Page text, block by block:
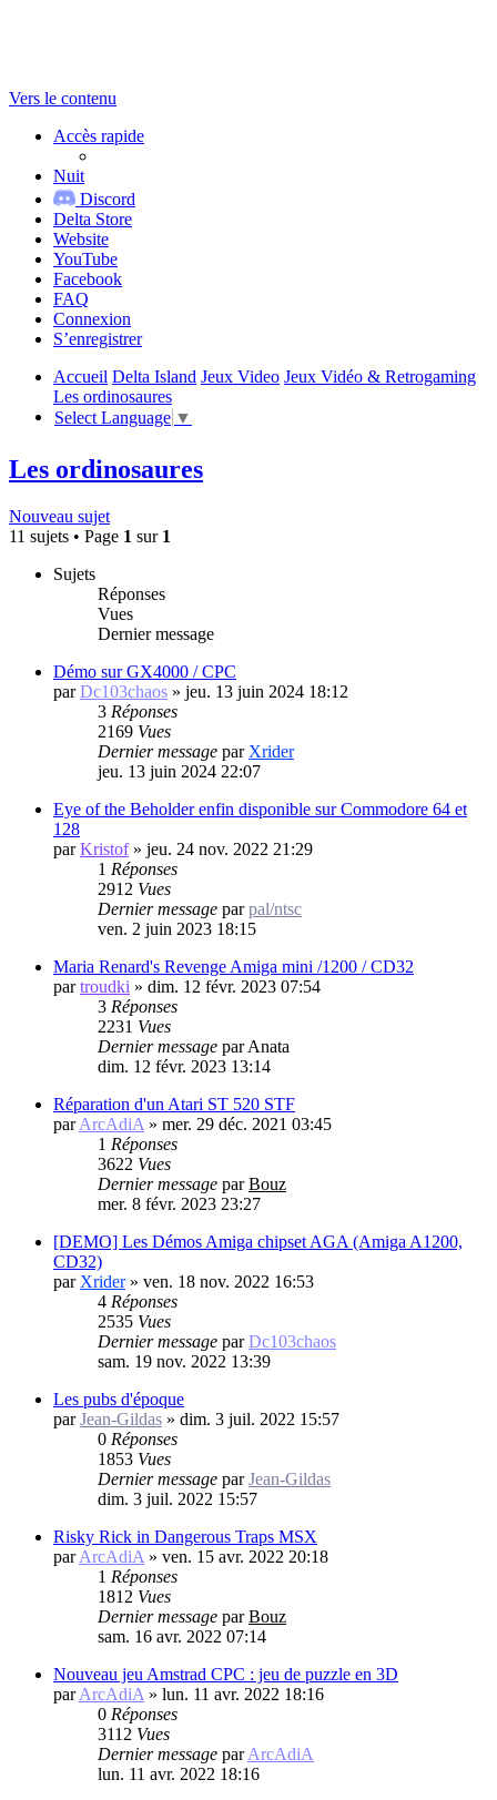
Vers le contenu
Accès rapide
Nuit
Discord
Delta Store
Website
YouTube
Facebook
FAQ
Connexion
S’enregistrer
Accueil Delta Island Jeux Video Jeux Vidéo & Retrogaming
Les ordinosaures
Select Language ▼
Les ordinosaures
Nouveau sujet
11 sujets • Page 1 sur 1
Sujets
Réponses
Vues
Dernier message
Démo sur GX4000 / CPC
parDc103chaos » jeu. 13 juin 2024 18:12
3 Réponses
2169 Vues
Dernier message par Xrider
jeu. 13 juin 2024 22:07
Eye of the Beholder enfin disponible sur Commodore 64 et
128
parKristof» jeu. 24 nov. 2022 21:29
1 Réponses
2912 Vues
Dernier message parpal/ntsc
ven. 2 juin 2023 18:15
Maria Renard's Revenge Amiga mini /1200 / CD32
partroudki » dim. 12 févr. 2023 07:54
3 Réponses
2231 Vues
Dernier message parAnata
dim. 12 févr. 2023 13:14
Réparation d'un Atari ST 520 STF
parArcAdiA » mer. 29 déc. 2021 03:45
1 Réponses
3622 Vues
Dernier message parBouz
mer. 8 févr. 2023 23:27
[DEMO] Les Démos Amiga chipset AGA (Amiga A1200,
CD32)
par Xrider» ven. 18 nov. 2022 16:53
4 Réponses
2535 Vues
Dernier message parDc103chaos
sam. 19 nov. 2022 13:39
Les pubs d'époque
parJean-Gildas » dim. 3 juil. 2022 15:57
0 Réponses
1853 Vues
Dernier message parJean-Gildas
dim. 3 juil. 2022 15:57
Risky Rick in Dangerous Traps MSX
parArcAdiA » ven. 15 avr. 2022 20:18
1 Réponses
1812 Vues
Dernier message parBouz
sam. 16 avr. 2022 07:14
Nouveau jeu Amstrad CPC : jeu de puzzle en 3D
parArcAdiA » lun. 11 avr. 2022 18:16
0 Réponses
3112 Vues
Dernier message parArcAdiA
lun. 11 avr. 2022 18:16